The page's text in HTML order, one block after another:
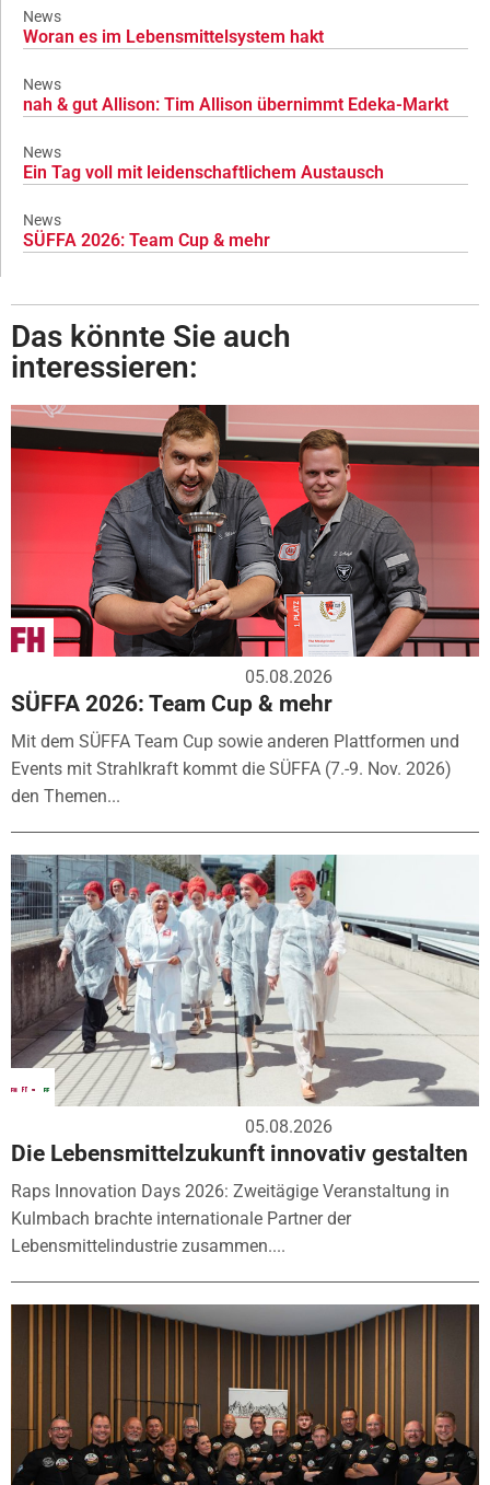
News
Woran es im Lebensmittelsystem hakt
News
nah & gut Allison: Tim Allison übernimmt Edeka-Markt
News
Ein Tag voll mit leidenschaftlichem Austausch
News
SÜFFA 2026: Team Cup & mehr
Das könnte Sie auch
interessieren:
05.08.2026
SÜFFA 2026: Team Cup & mehr
Mit dem SÜFFA Team Cup sowie anderen Plattformen und
Events mit Strahlkraft kommt die SÜFFA (7.-9. Nov. 2026)
den Themen...
05.08.2026
Die Lebensmittelzukunft innovativ gestalten
Raps Innovation Days 2026: Zweitägige Veranstaltung in
Kulmbach brachte internationale Partner der
Lebensmittelindustrie zusammen....